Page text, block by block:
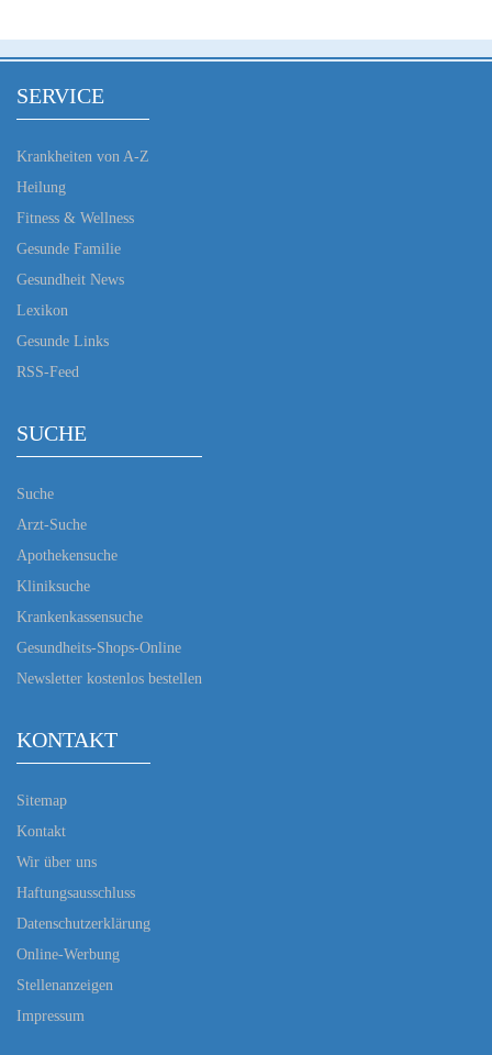
SERVICE
Krankheiten von A-Z
Heilung
Fitness & Wellness
Gesunde Familie
Gesundheit News
Lexikon
Gesunde Links
RSS-Feed
SUCHE
Suche
Arzt-Suche
Apothekensuche
Kliniksuche
Krankenkassensuche
Gesundheits-Shops-Online
Newsletter kostenlos bestellen
KONTAKT
Sitemap
Kontakt
Wir über uns
Haftungsausschluss
Datenschutzerklärung
Online-Werbung
Stellenanzeigen
Impressum